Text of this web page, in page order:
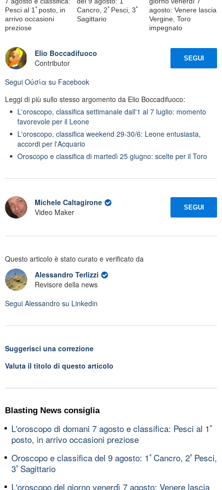
Pesci al 1ﾟposto, in
arrivo occasioni
preziose
Cancro, 2ﾟPesci, 3ﾟ
Sagittario
agosto: Venere lascia
Vergine, Toro
impegnato
Elio Boccadifuoco
Contributor
SEGUI
Segui Oὐσία su Facebook
Leggi di più sullo stesso argomento da Elio Boccadifuoco:
L'oroscopo, classifica settimanale dall'1 al 7 luglio: momento
favorevole per il Leone
L'oroscopo, classifica weekend 29-30/6: Leone entusiasta,
accordi per l'Acquario
Oroscopo e classifica di martedì 25 giugno: scelte per il Toro
Michele Caltagirone
Video Maker
SEGUI
Questo articolo è stato curato e verificato da
Alessandro Terlizzi
Revisore della news
Segui Alessandro su Linkedin
Suggerisci una correzione
Valuta il titolo di questo articolo
Blasting News consiglia
L'oroscopo di domani 7 agosto e classifica: Pesci al 1ﾟ
posto, in arrivo occasioni preziose
Oroscopo e classifica del 9 agosto: 1ﾟCancro, 2ﾟPesci,
3ﾟSagittario
L'oroscopo del giorno venerdì 7 agosto: Venere lascia